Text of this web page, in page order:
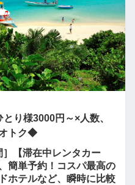
り様3000円～×人数、
トク◆
］【滞在中レンタカー
簡単予約！コスパ最高の
ホテルなど、瞬時に比較